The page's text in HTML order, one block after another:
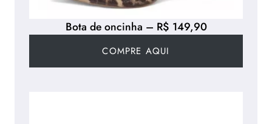
Bota de oncinha – R$ 149,90
COMPRE AQUI